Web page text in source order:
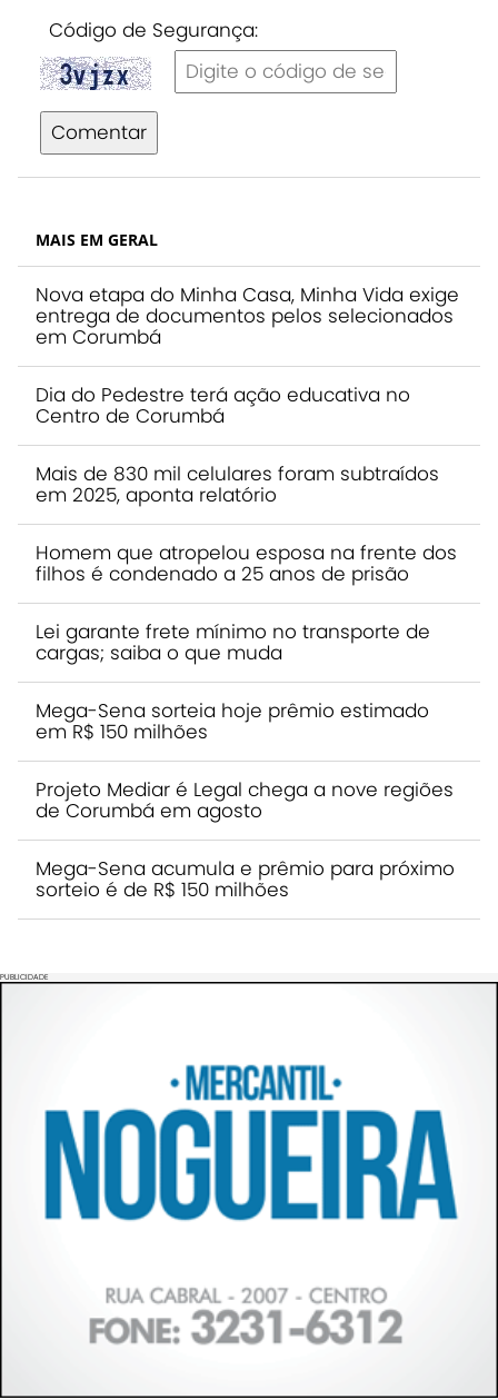
Código de Segurança:
Comentar
MAIS EM GERAL
Nova etapa do Minha Casa, Minha Vida exige
entrega de documentos pelos selecionados
em Corumbá
Dia do Pedestre terá ação educativa no
Centro de Corumbá
Mais de 830 mil celulares foram subtraídos
em 2025, aponta relatório
Homem que atropelou esposa na frente dos
filhos é condenado a 25 anos de prisão
Lei garante frete mínimo no transporte de
cargas; saiba o que muda
Mega-Sena sorteia hoje prêmio estimado
em R$ 150 milhões
Projeto Mediar é Legal chega a nove regiões
de Corumbá em agosto
Mega-Sena acumula e prêmio para próximo
sorteio é de R$ 150 milhões
PUBLICIDADE